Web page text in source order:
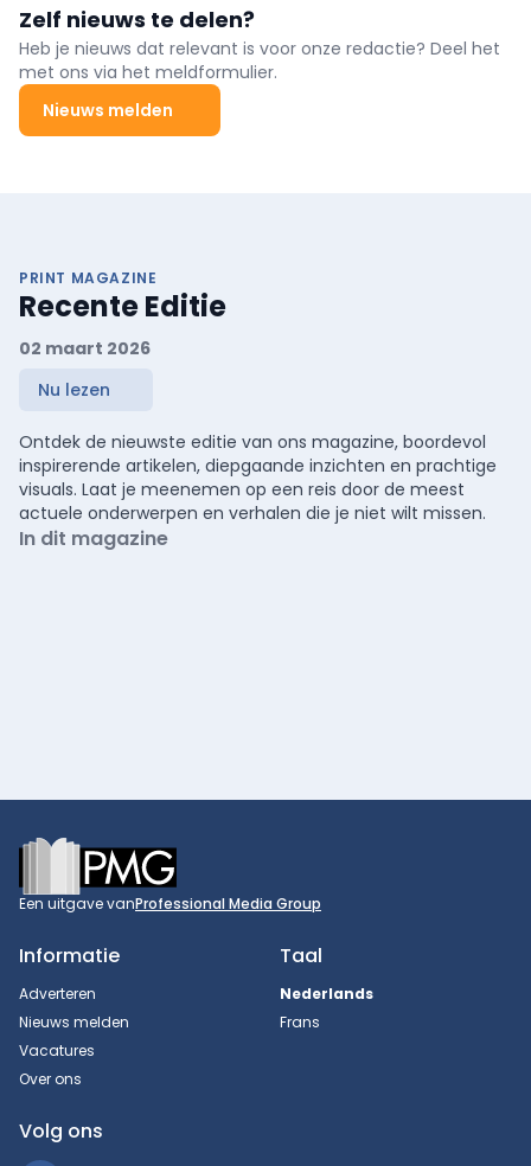
Zelf nieuws te delen?
Heb je nieuws dat relevant is voor onze redactie? Deel het
met ons via het meldformulier.
Nieuws melden
PRINT MAGAZINE
Recente Editie
02 maart 2026
Nu lezen
Ontdek de nieuwste editie van ons magazine, boordevol
inspirerende artikelen, diepgaande inzichten en prachtige
visuals. Laat je meenemen op een reis door de meest
actuele onderwerpen en verhalen die je niet wilt missen.
In dit magazine
Footer
Een uitgave vanProfessional Media Group
Informatie
Adverteren
Nieuws melden
Vacatures
Over ons
Taal
Nederlands
Frans
Volg ons